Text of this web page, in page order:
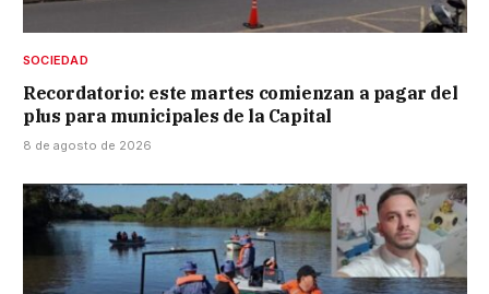
SOCIEDAD
Recordatorio: este martes comienzan a pagar del
plus para municipales de la Capital
8 de agosto de 2026